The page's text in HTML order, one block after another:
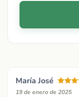
María José
19 de enero de 2025